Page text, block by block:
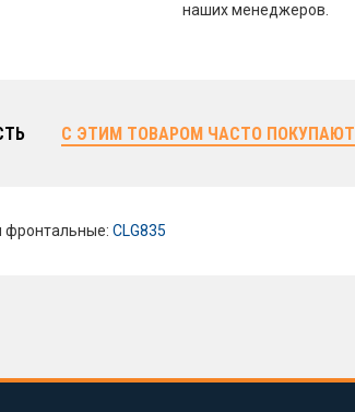
наших менеджеров.
С ЭТИМ ТОВАРОМ ЧАСТО ПОКУПАЮТ
фронтальные: CLG835